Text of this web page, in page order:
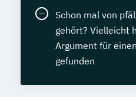
Schon mal von
gehört? Vielleicht
Argument für
gefunden